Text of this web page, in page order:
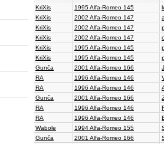
KriXis 1995 Alfa-Romeo 145
KriXis
2002 Alfa-Romeo 147
KriXis
2002 Alfa-Romeo 147
KriXis
2002 Alfa-Romeo 147
KriXis
1995 Alfa-Romeo 145
KriXis
1995 Alfa-Romeo 145
Gunča
2001 Alfa-Romeo 166
RA
1996 Alfa-Romeo 146
RA
1996 Alfa-Romeo 146
Gunča
2001 Alfa-Romeo 166
RA
1996 Alfa-Romeo 146
RA
1996 Alfa-Romeo 146
Wabole
1994 Alfa-Romeo 155
Gunča
2001 Alfa-Romeo 166